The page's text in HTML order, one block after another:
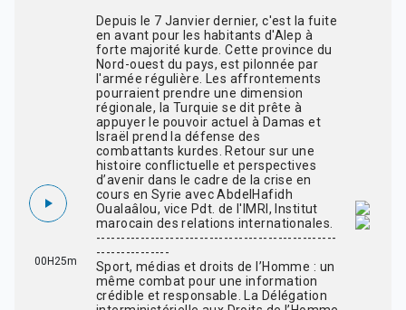
00H25m
Depuis le 7 Janvier dernier, c'est la fuite
en avant pour les habitants d'Alep à
forte majorité kurde. Cette province du
Nord-ouest du pays, est pilonnée par
l'armée régulière. Les affrontements
pourraient prendre une dimension
régionale, la Turquie se dit prête à
appuyer le pouvoir actuel à Damas et
Israël prend la défense des
combattants kurdes. Retour sur une
histoire conflictuelle et perspectives
d’avenir dans le cadre de la crise en
cours en Syrie avec AbdelHafidh
Oualaâlou, vice Pdt. de l'IMRI, Institut
marocain des relations internationales.
-------------------------------------------------
---------------
Sport, médias et droits de l’Homme : un
même combat pour une information
crédible et responsable. La Délégation